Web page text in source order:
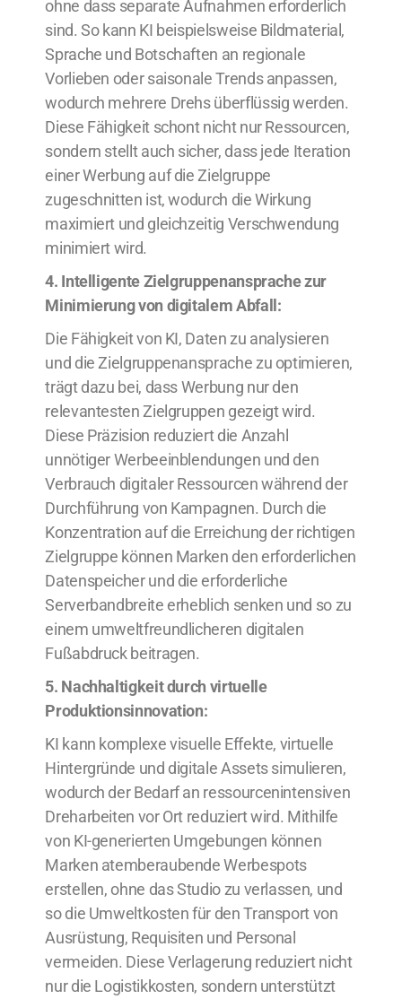
ohne dass separate Aufnahmen erforderlich
sind. So kann KI beispielsweise Bildmaterial,
Sprache und Botschaften an regionale
Vorlieben oder saisonale Trends anpassen,
wodurch mehrere Drehs überflüssig werden.
Diese Fähigkeit schont nicht nur Ressourcen,
sondern stellt auch sicher, dass jede Iteration
einer Werbung auf die Zielgruppe
zugeschnitten ist, wodurch die Wirkung
maximiert und gleichzeitig Verschwendung
minimiert wird.
4. Intelligente Zielgruppenansprache zur
Minimierung von digitalem Abfall:
Die Fähigkeit von KI, Daten zu analysieren
und die Zielgruppenansprache zu optimieren,
trägt dazu bei, dass Werbung nur den
relevantesten Zielgruppen gezeigt wird.
Diese Präzision reduziert die Anzahl
unnötiger Werbeeinblendungen und den
Verbrauch digitaler Ressourcen während der
Durchführung von Kampagnen. Durch die
Konzentration auf die Erreichung der richtigen
Zielgruppe können Marken den erforderlichen
Datenspeicher und die erforderliche
Serverbandbreite erheblich senken und so zu
einem umweltfreundlicheren digitalen
Fußabdruck beitragen.
5. Nachhaltigkeit durch virtuelle
Produktionsinnovation:
KI kann komplexe visuelle Effekte, virtuelle
Hintergründe und digitale Assets simulieren,
wodurch der Bedarf an ressourcenintensiven
Dreharbeiten vor Ort reduziert wird. Mithilfe
von KI-generierten Umgebungen können
Marken atemberaubende Werbespots
erstellen, ohne das Studio zu verlassen, und
so die Umweltkosten für den Transport von
Ausrüstung, Requisiten und Personal
vermeiden. Diese Verlagerung reduziert nicht
nur die Logistikkosten, sondern unterstützt